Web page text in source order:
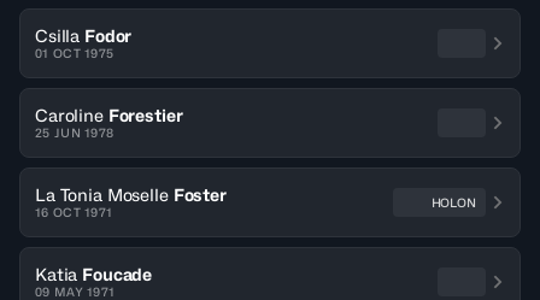
Csilla Fodor
01 OCT 1975
Caroline Forestier
25 JUN 1978
La Tonia Moselle Foster
16 OCT 1971
HOLON
Katia Foucade
09 MAY 1971